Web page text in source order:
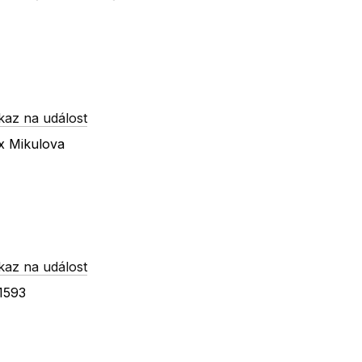
na událost
Mikulova
na událost